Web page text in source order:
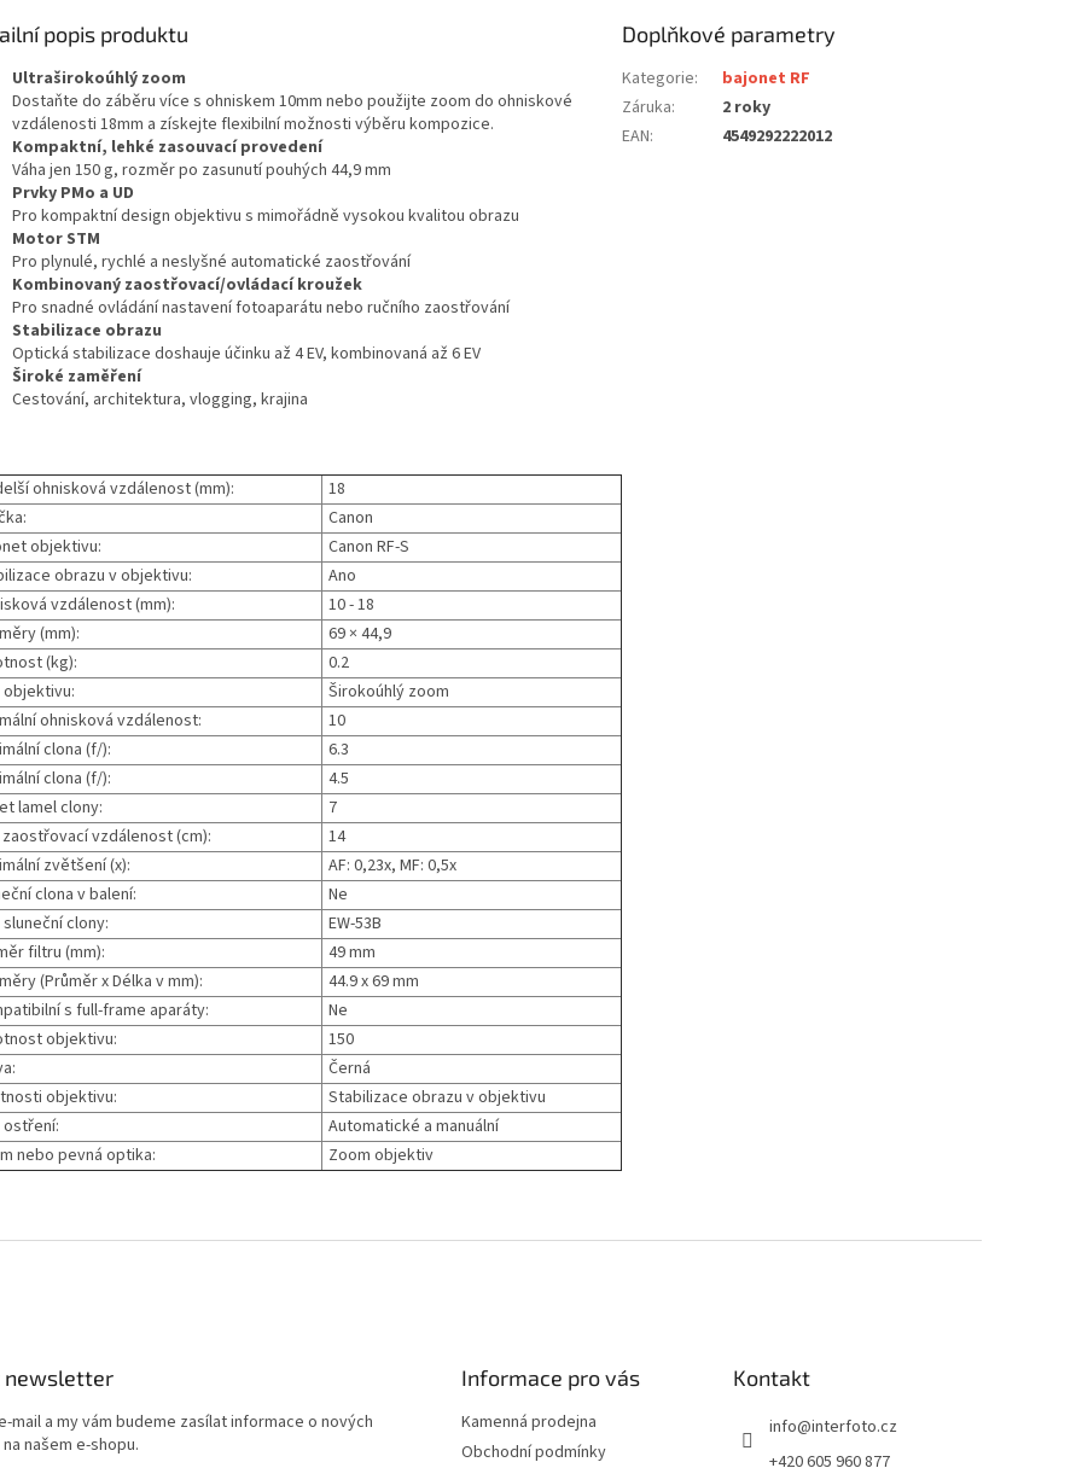
popis produktu
Ultraširokoúhlý zoom
Dostaňte do záběru více s ohniskem 10mm nebo použijte zoom do ohniskové
vzdálenosti 18mm a získejte flexibilní možnosti výběru kompozice.
Kompaktní, lehké zasouvací provedení
Váha jen 150 g, rozměr po zasunutí pouhých 44,9 mm
Prvky PMo a UD
Pro kompaktní design objektivu s mimořádně vysokou kvalitou obrazu
Motor STM
Pro plynulé, rychlé a neslyšné automatické zaostřování
Kombinovaný zaostřovací/ovládací kroužek
Pro snadné ovládání nastavení fotoaparátu nebo ručního zaostřování
Stabilizace obrazu
Optická stabilizace doshauje účinku až 4 EV, kombinovaná až 6 EV
Široké zaměření
Cestování, architektura, vlogging, krajina
ohnisková vzdálenost (mm):
18
Canon
objektivu:
Canon RF-S
obrazu v objektivu:
Ano
vzdálenost (mm):
10 - 18
(mm):
69 × 44,9
(kg):
0.2
Širokoúhlý zoom
ohnisková vzdálenost:
10
clona (f/):
6.3
clona (f/):
4.5
lamel clony:
7
zaostřovací vzdálenost (cm):
14
zvětšení (x):
AF: 0,23x, MF: 0,5x
clona v balení:
Ne
clony:
EW-53B
filtru (mm):
49 mm
(Průměr x Délka v mm):
44.9 x 69 mm
s full-frame aparáty:
Ne
objektivu:
150
Černá
objektivu:
Stabilizace obrazu v objektivu
Automatické a manuální
nebo pevná optika:
Zoom objektiv
Doplňkové parametry
Kategorie:
bajonet RF
Záruka:
2 roky
EAN: 4549292222012
newsletter
mail a my vám budeme zasílat informace o nových
našem e-shopu.
Informace pro vás
Kamenná prodejna
Obchodní podmínky
Kontakt
info@interfoto.cz
+420 605 960 877